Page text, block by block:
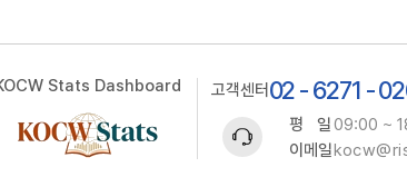
Stats Dashboard 고객센터 02 - 6271 -
평 일09:00 ~
이메일